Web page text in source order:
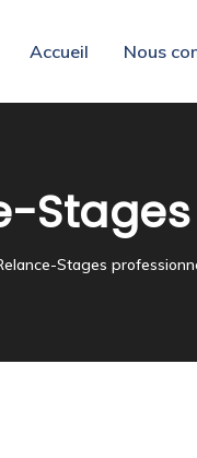
Accueil Nous
Stages